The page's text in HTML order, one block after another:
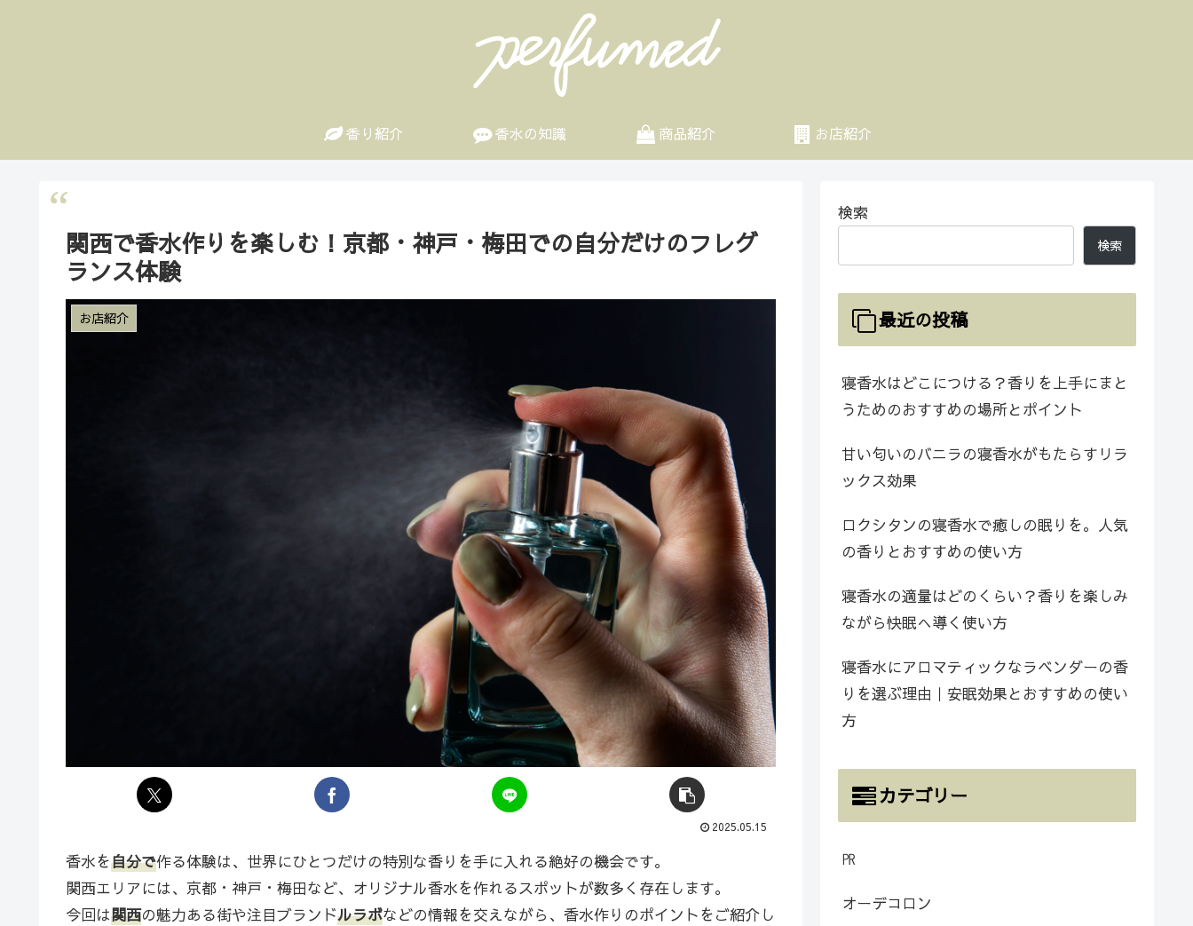
香り紹介 香水の知識 商品紹介 お店紹介
関西で香水作りを楽しむ！京都・神戸・梅田での自分だけのフレグ
ランス体験
お店紹介
2025.05.15
香水を自分で作る体験は、世界にひとつだけの特別な香りを手に入れる絶好の機会です。
関西エリアには、京都・神戸・梅田など、オリジナル香水を作れるスポットが数多く存在します。
今回は関西の魅力ある街や注目ブランドルラボなどの情報を交えながら、香水作りのポイントをご紹介し
検索
検索
最近の投稿
寝香水はどこにつける？香りを上手にまと
うためのおすすめの場所とポイント
甘い匂いのバニラの寝香水がもたらすリラ
ックス効果
ロクシタンの寝香水で癒しの眠りを。人気
の香りとおすすめの使い方
寝香水の適量はどのくらい？香りを楽しみ
ながら快眠へ導く使い方
寝香水にアロマティックなラベンダーの香
りを選ぶ理由｜安眠効果とおすすめの使い
方
カテゴリー
㏚
オーデコロン